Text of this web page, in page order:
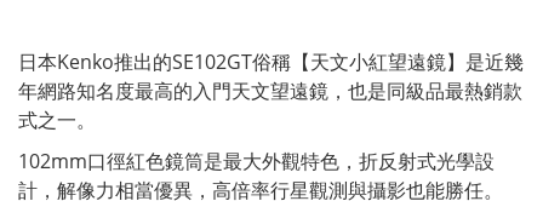
日本Kenko推出的SE102GT俗稱【天文小紅望遠鏡】是近幾
年網路知名度最高的入門天文望遠鏡，也是同級品最熱銷款
式之一。
102mm口徑紅色鏡筒是最大外觀特色，折反射式光學設
計，解像力相當優異，高倍率行星觀測與攝影也能勝任。